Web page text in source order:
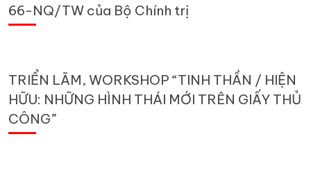
66-NQ/TW của Bộ Chính trị
TRIỂN LÃM, WORKSHOP “TINH THẦN / HIỆN
HỮU: NHỮNG HÌNH THÁI MỚI TRÊN GIẤY THỦ
CÔNG”